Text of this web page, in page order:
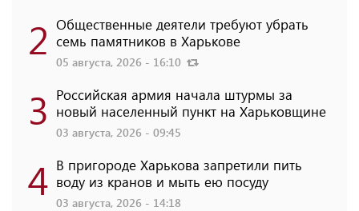
2 Общественные деятели требуют убрать
семь памятников в Харькове
05 августа, 2026 - 16:10
3 Российская армия начала штурмы за
новый населенный пункт на Харьковщине
03 августа, 2026 - 09:45
4 В пригороде Харькова запретили пить
воду из кранов и мыть ею посуду
03 августа, 2026 - 14:18